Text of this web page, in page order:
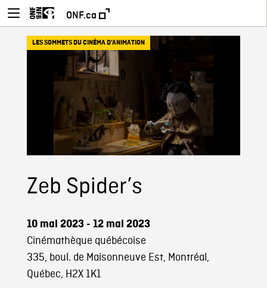
ONF.ca
LES SOMMETS DU CINÉMA D’ANIMATION
Zeb Spider’s
10 mai 2023 - 12 mai 2023
Cinémathèque québécoise
335, boul. de Maisonneuve Est, Montréal,
Québec, H2X 1K1